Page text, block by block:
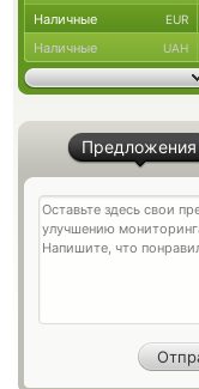
Наличные EUR
Наличные UAH
Предложения